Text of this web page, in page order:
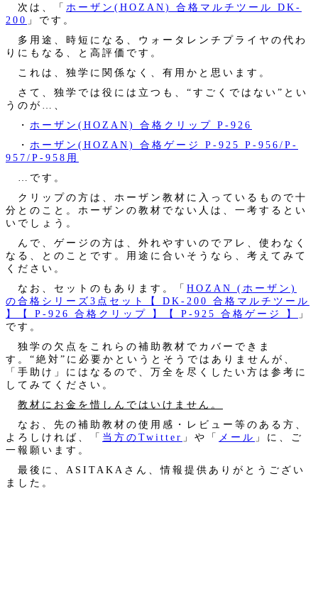
次は、「 ホーザン(HOZAN) 合格マルチツール DK-
200 」です。
多用途、時短になる、ウォータレンチプライヤの代わ
りにもなる、と高評価です。
これは、独学に関係なく、有用かと思います。
さて、独学では役には立つも、“すごくではない”とい
うのが…、
・ ホーザン(HOZAN) 合格クリップ P-926
・ ホーザン(HOZAN) 合格ゲージ P-925 P-956/P-
957/P-958用
…です。
クリップの方は、ホーザン教材に入っているもので十
分とのこと。ホーザンの教材でない人は、一考するとい
いでしょう。
んで、ゲージの方は、外れやすいのでアレ、使わなく
なる、とのことです。用途に合いそうなら、考えてみて
ください。
なお、セットのもあります。「 HOZAN (ホーザン)
の合格シリーズ3点セット【 DK-200 合格マルチツール
】【 P-926 合格クリップ 】【 P-925 合格ゲージ 】
」
です。
独学の欠点をこれらの補助教材でカバーできま
す。“絶対”に必要かというとそうではありませんが、
「手助け」にはなるので、万全を尽くしたい方は参考に
してみてください。
教材にお金を惜しんではいけません。
なお、先の補助教材の使用感・レビュー等のある方、
よろしければ、「 当方のTwitter 」や「 メール 」に、ご
一報願います。
最後に、ASITAKAさん、情報提供ありがとうござい
ました。